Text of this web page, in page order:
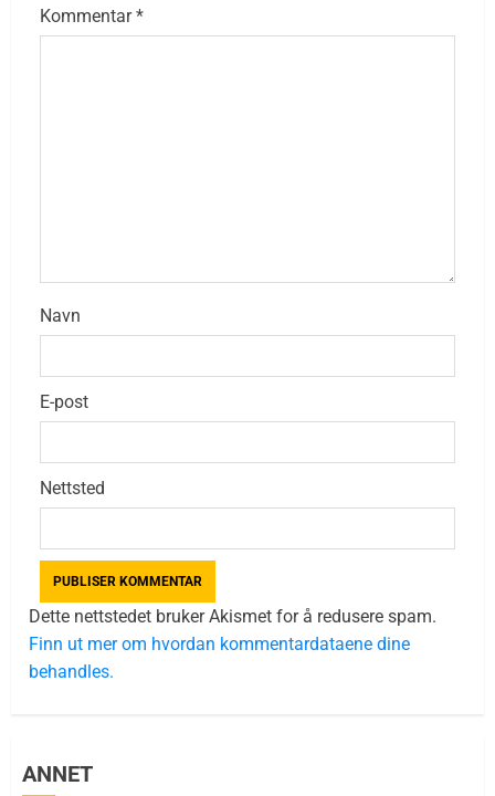
Kommentar*
Navn
E-post
Nettsted
Dette nettstedet bruker Akismet for å redusere spam.
Finn ut mer om hvordan kommentardataene dine
behandles.
ANNET